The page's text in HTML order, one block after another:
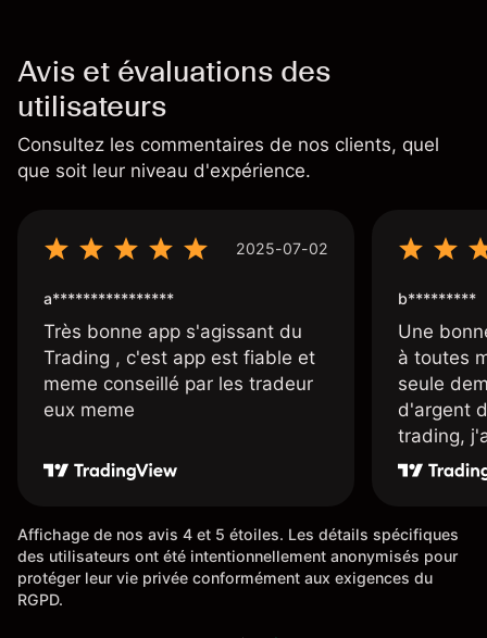
Avis et évaluations des
utilisateurs
Consultez les commentaires de nos clients, quel
que soit leur niveau d'expérience.
2025-07-02
a****************
Très bonne app s'agissant du
Trading , c'est app est fiable et
meme conseillé par les tradeur
eux meme
b*********
Une
à toutes
seule
d'argent
trading,
une carte
Affichage de nos avis 4 et 5 étoiles. Les détails spécifiques
des utilisateurs ont été intentionnellement anonymisés pour
protéger leur vie privée conformément aux exigences du
RGPD.